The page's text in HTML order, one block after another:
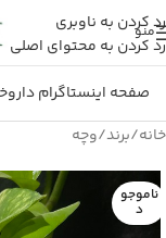
رد کردن به ناوبری
رد کردن به محتوای اصلی
منو
صفحه اینستاگرام
خانه/برند/وچه
ناموجو
د